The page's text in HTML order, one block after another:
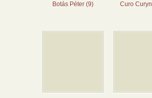
Botás Péter (9) Curo